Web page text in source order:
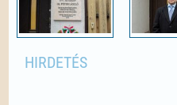
HIRDETÉS